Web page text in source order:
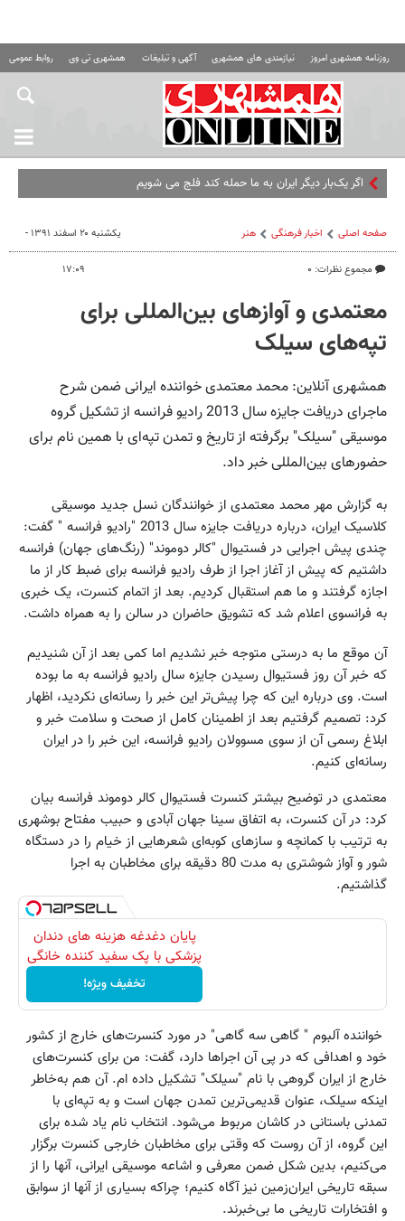
روزنامه همشهری امروز نیازمندی های همشهری آگهی و تبلیغات همشهری تی وی روابط عمومی
اگر یک‌بار دیگر ایران به ما حمله کند فلج می شویم
صفحه اصلی اخبار فرهنگی هنر
مجموع نظرات: ۰
یکشنبه ۲۰ اسفند ۱۳۹۱ -
۱۷:۰۹
معتمدی و آوازهای بین‌المللی برای
تپه‌های سیلک
همشهری آنلاین: محمد معتمدی خواننده ایرانی ضمن شرح
ماجرای دریافت جایزه سال 2013 رادیو فرانسه از تشکیل گروه
موسیقی "سیلک" برگرفته از تاریخ و تمدن تپه‌ای با همین نام برای
حضورهای بین‌المللی خبر داد.
به گزارش مهر محمد معتمدی از خوانندگان نسل جدید موسیقی
کلاسیک ایران، درباره دریافت جایزه سال 2013 "رادیو فرانسه " گفت:
چندی پیش اجرایی در فستیوال "کالر دوموند" (رنگ‌های جهان) فرانسه
داشتیم که پیش از آغاز اجرا از طرف رادیو فرانسه برای ضبط کار از ما
اجازه گرفتند و ما هم استقبال کردیم. بعد از اتمام کنسرت، یک خبری
به فرانسوی اعلام شد که تشویق حاضران در سالن را به همراه داشت.
آن موقع ما به درستی متوجه خبر نشدیم اما کمی بعد از آن شنیدیم
که خبر آن روز فستیوال رسیدن جایزه سال رادیو فرانسه به ما بوده
است. وی درباره این که چرا پیش‌تر این خبر را رسانه‌ای نکردید، اظهار
کرد: تصمیم گرفتیم بعد از اطمینان کامل از صحت و سلامت خبر و
ابلاغ رسمی آن از سوی مسوولان رادیو فرانسه، این خبر را در ایران
رسانه‌ای کنیم.
معتمدی در توضیح بیشتر کنسرت فستیوال کالر دوموند فرانسه بیان
کرد: در آن کنسرت، به اتفاق سینا جهان آبادی و حبیب مفتاح بوشهری
به ترتیب با کمانچه و سازهای کوبه‌ای شعرهایی از خیام را در دستگاه
شور و آواز شوشتری به مدت 80 دقیقه برای مخاطبان به اجرا
گذاشتیم.
پایان دغدغه هزینه های دندان
پزشکی با پک سفید کننده خانگی
تخفیف ویژه!
خواننده آلبوم " گاهی سه گاهی" در مورد کنسرت‌های خارج از کشور
خود و اهدافی که در پی آن اجراها دارد، گفت: من برای کنسرت‌های
خارج از ایران گروهی با نام "سیلک" تشکیل داده ام. آن هم به‌خاطر
اینکه سیلک، عنوان قدیمی‌ترین تمدن جهان است و به تپه‌ای با
تمدنی باستانی در کاشان مربوط می‌شود. انتخاب نام یاد شده برای
این گروه، از آن روست که وقتی برای مخاطبان خارجی کنسرت برگزار
می‌کنیم، بدین شکل ضمن معرفی و اشاعه موسیقی ایرانی، آنها را از
سبقه تاریخی ایران‌زمین نیز آگاه کنیم؛ چراکه بسیاری از آنها از سوابق
و افتخارات تاریخی ما بی‌خبرند.